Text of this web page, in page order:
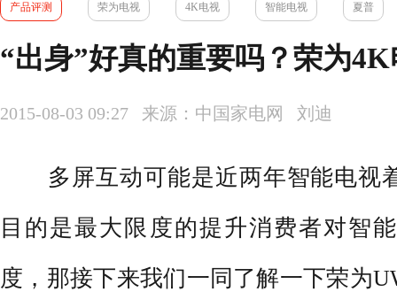
产品评测 荣为电视 4K电视 智能电视 夏普
“出身”好真的重要吗？荣为
2015-08-03 09:27 来源：中国家电网 刘迪
多屏互动可能是近两年智能电视
目的是最大限度的提升消费者对智
度，那接下来我们一同了解一下荣为